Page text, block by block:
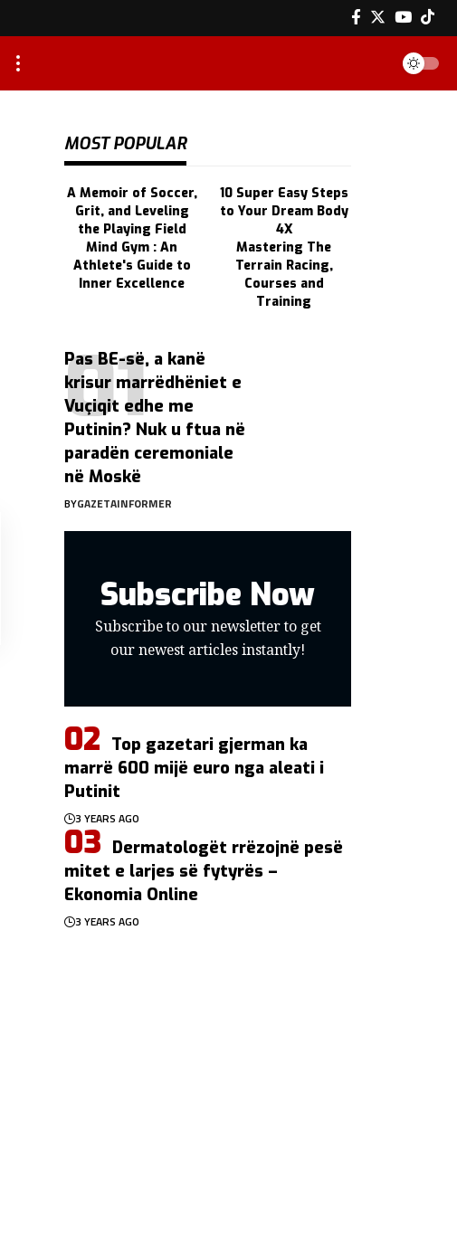
MOST POPULAR
A Memoir of Soccer,
Grit, and Leveling
the Playing Field
10 Super Easy Steps
to Your Dream Body
4X
Mind Gym : An
Athlete's Guide to
Inner Excellence
Mastering The
Terrain Racing,
Courses and
Training
Pas BE-së, a kanë
krisur marrëdhëniet e
Vuçiqit edhe me
Putinin? Nuk u ftua në
paradën ceremoniale
në Moskë
BYGAZETAINFORMER
Subscribe Now
Subscribe to our newsletter to get
our newest articles instantly!
Top gazetari gjerman ka
marrë 600 mijë euro nga aleati i
Putinit
3 YEARS AGO
Dermatologët rrëzojnë pesë
mitet e larjes së fytyrës –
Ekonomia Online
3 YEARS AGO